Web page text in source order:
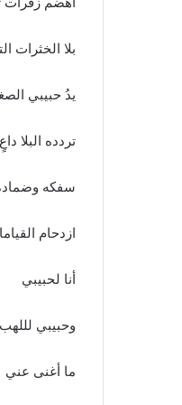
بلا الخثرات
يدُ حبيبي
تردده البلا داعٍ
سفكه
ازدحام
أنا لحبيبي
وحبيبي
ما أغنى عني